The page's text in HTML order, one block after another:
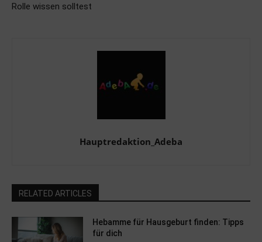
Rolle wissen solltest
Hauptredaktion_Adeba
RELATED ARTICLES
Hebamme für Hausgeburt finden: Tipps
für dich